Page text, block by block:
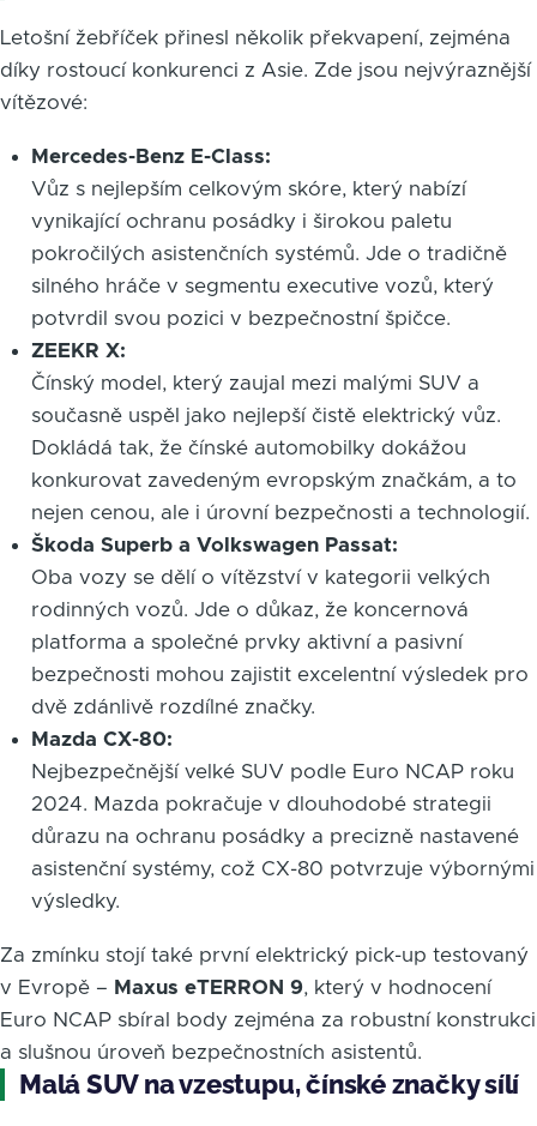
Letošní žebříček přinesl několik překvapení, zejména
díky rostoucí konkurenci z Asie. Zde jsou nejvýraznější
vítězové:
Mercedes-Benz E-Class:
Vůz s nejlepším celkovým skóre, který nabízí
vynikající ochranu posádky i širokou paletu
pokročilých asistenčních systémů. Jde o tradičně
silného hráče v segmentu executive vozů, který
potvrdil svou pozici v bezpečnostní špičce.
ZEEKR X:
Čínský model, který zaujal mezi malými SUV a
současně uspěl jako nejlepší čistě elektrický vůz.
Dokládá tak, že čínské automobilky dokážou
konkurovat zavedeným evropským značkám, a to
nejen cenou, ale i úrovní bezpečnosti a technologií.
Škoda Superb a Volkswagen Passat:
Oba vozy se dělí o vítězství v kategorii velkých
rodinných vozů. Jde o důkaz, že koncernová
platforma a společné prvky aktivní a pasivní
bezpečnosti mohou zajistit excelentní výsledek pro
dvě zdánlivě rozdílné značky.
Mazda CX-80:
Nejbezpečnější velké SUV podle Euro NCAP roku
2024. Mazda pokračuje v dlouhodobé strategii
důrazu na ochranu posádky a precizně nastavené
asistenční systémy, což CX-80 potvrzuje výbornými
výsledky.
Za zmínku stojí také první elektrický pick-up testovaný
v Evropě – Maxus eTERRON 9, který v hodnocení
Euro NCAP sbíral body zejména za robustní konstrukci
a slušnou úroveň bezpečnostních asistentů.
Malá SUV na vzestupu, čínské značky sílí